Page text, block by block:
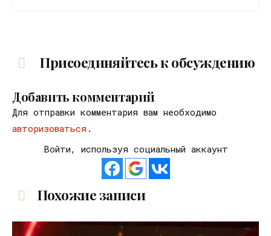
Присоединяйтесь к обсуждению
Добавить комментарий
Для отправки комментария вам необходимо
авторизоваться .
Войти, используя социальный аккаунт
Похожие записи